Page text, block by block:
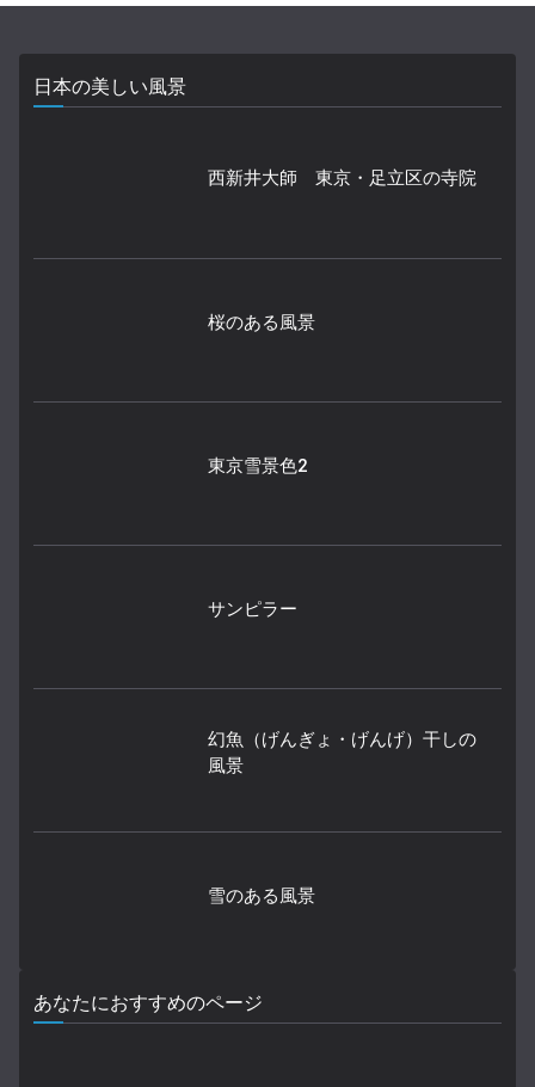
日本の美しい風景
西新井大師 東京・足立区の寺院
桜のある風景
東京雪景色2
サンピラー
幻魚（げんぎょ・げんげ）干しの
風景
雪のある風景
あなたにおすすめのページ